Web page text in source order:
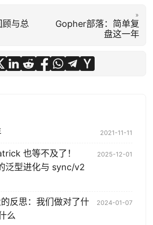
与总
»
Gopher部落：简单复
盘这一年
2021-11-11
也等不及了！
泛型进化与 sync/v2
2025-12-01
反思：我们做对了什
么
2024-01-07